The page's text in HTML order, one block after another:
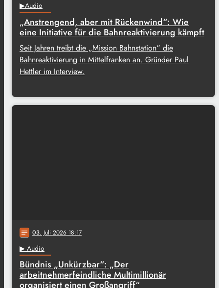
▶Audio
„Anstrengend, aber mit Rückenwind“: Wie
eine Initiative für die Bahnreaktivierung kämpft
Seit Jahren treibt die „Mission Bahnstation“ die
Bahnreaktivierung in Mittelfranken an. Gründer Paul
Hettler im Interview.
notes 03. Juli 2026 18:17
▶ Audio
Bündnis „Unkürzbar“: „Der
arbeitnehmerfeindliche Multimillionär
organisiert einen Großangriff“